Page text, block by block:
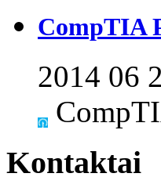
CompTIA
2014 06
Kontaktai